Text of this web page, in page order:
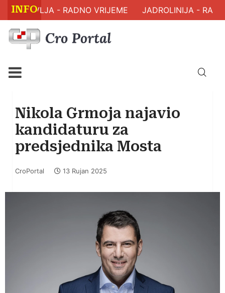
INFO
ZDRAVLJA - RADNO VRIJEME JADROLINIJA -
Nikola Grmoja najavio
kandidaturu za
predsjednika Mosta
CroPortal 13 Rujan 2025